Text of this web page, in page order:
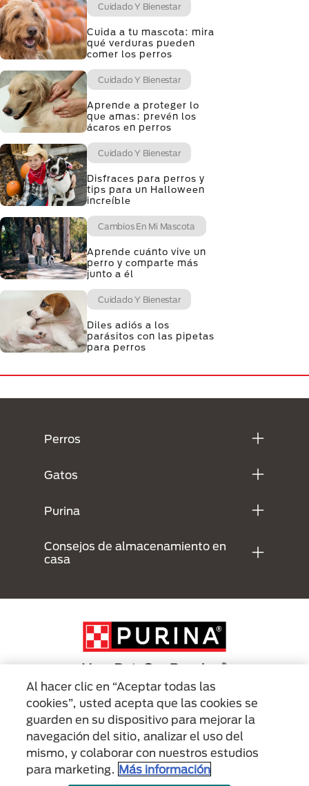
Cuidado Y Bienestar
Cuida a tu mascota: mira
qué verduras pueden
comer los perros
Cuidado Y Bienestar
Aprende a proteger lo
que amas: prevén los
ácaros en perros
Cuidado Y Bienestar
Disfraces para perros y
tips para un Halloween
increíble
Cambios En Mi Mascota
Aprende cuánto vive un
perro y comparte más
junto a él
Cuidado Y Bienestar
Diles adiós a los
parásitos con las pipetas
para perros
Perros
Gatos
Purina
Consejos de almacenamiento en
casa
Menu Footer Secundario Purina
All Nestlé Purina trademarks owned by Société des Produits Nestlé S.A.,
Vevey, Switzerland or are used with permission.
Al hacer clic en “Aceptar todas las
cookies”, usted acepta que las cookies se
guarden en su dispositivo para mejorar la
navegación del sitio, analizar el uso del
mismo, y colaborar con nuestros estudios
para marketing. Más información